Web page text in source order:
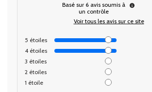
Basé sur 6 avis soumis à
un contrôle
Voir tous les avis sur ce site
5 étoiles
4 étoiles
3 étoiles
2 étoiles
1 étoile